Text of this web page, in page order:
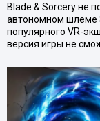
Blade & Sorcery не
автономном шлеме
популярного VR-
версия игры не